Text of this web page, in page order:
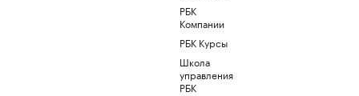
РБК
Компании
РБК Курсы
Школа
управления
РБК